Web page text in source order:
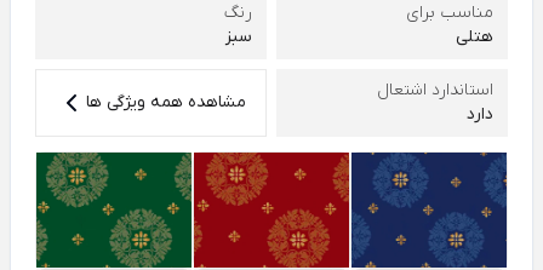
مناسب برای
هتلی
رنگ
سبز
استاندارد اشتعال
دارد
مشاهده همه ویژگی ها